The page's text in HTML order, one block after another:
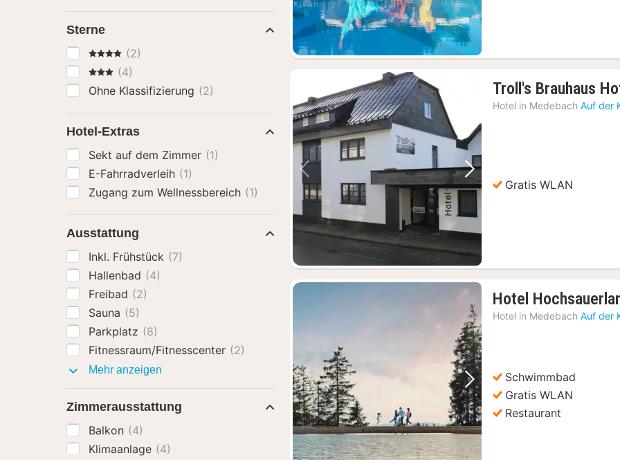
Vorheriges Bild Nächstes Bild
Troll's Brauhaus
Hotel in Medebach Auf der
Gratis WLAN
Vorheriges Bild Nächstes Bild
Hotel
Hotel in Medebach Auf der
Schwimmbad
Gratis WLAN
Restaurant
Sterne
4 Sterne(2)
3 Sterne
(4)
Ohne Klassifizierung (2)
Hotel-Extras
Sekt auf dem Zimmer (1)
E-Fahrradverleih (1)
Zugang zum Wellnessbereich (1)
Ausstattung
Inkl. Frühstück (7)
Hallenbad (4)
Freibad (2)
Sauna (5)
Parkplatz (8)
Fitnessraum/Fitnesscenter (2)
Mehr anzeigen
Zimmerausstattung
Balkon (4)
Klimaanlage (4)